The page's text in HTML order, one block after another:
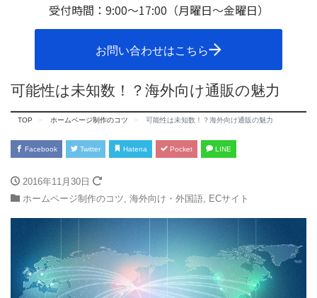
受付時間：9:00～17:00（月曜日～金曜日）
お問い合わせはこちら
可能性は未知数！？海外向け通販の魅力
TOP ホームページ制作のコツ 可能性は未知数！？海外向け通販の魅力
Facebook Twitter Hatena Pocket LINE
2016年11月30日
ホームページ制作のコツ 海外向け・外国語 ECサイト